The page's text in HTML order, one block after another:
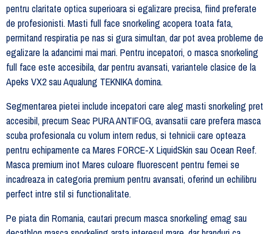
pentru claritate optica superioara si egalizare precisa, fiind preferate
de profesionisti. Masti full face snorkeling acopera toata fata,
permitand respiratia pe nas si gura simultan, dar pot avea probleme de
egalizare la adancimi mai mari. Pentru incepatori, o masca snorkeling
full face este accesibila, dar pentru avansati, variantele clasice de la
Apeks VX2 sau Aqualung TEKNIKA domina.
Segmentarea pietei include incepatori care aleg masti snorkeling pret
accesibil, precum Seac PURA ANTIFOG, avansatii care prefera masca
scuba profesionala cu volum intern redus, si tehnicii care opteaza
pentru echipamente ca Mares FORCE-X LiquidSkin sau Ocean Reef.
Masca premium inot Mares culoare fluorescent pentru femei se
incadreaza in categoria premium pentru avansati, oferind un echilibru
perfect intre stil si functionalitate.
Pe piata din Romania, cautari precum masca snorkeling emag sau